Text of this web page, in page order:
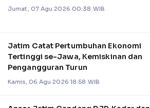
Jumat, 07 Agu 2026 00:38 WIB
Jatim Catat Pertumbuhan Ekonomi
Tertinggi se-Jawa, Kemiskinan dan
Pengangguran Turun
Kamis, 06 Agu 2026 18:58 WIB